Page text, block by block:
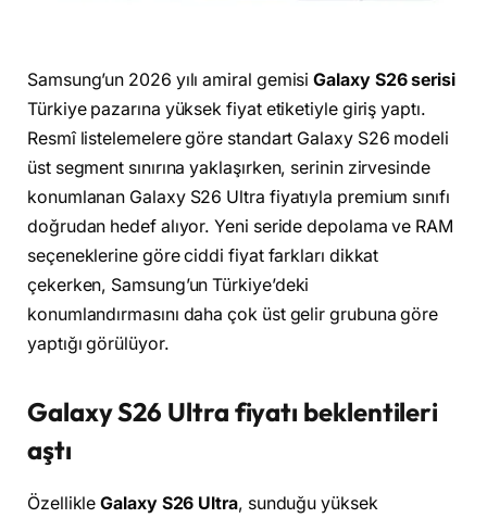
Samsung’un 2026 yılı amiral gemisiGalaxy S26 serisi
Türkiye pazarına yüksek fiyat etiketiyle giriş yaptı.
Resmî listelemelere göre standart Galaxy S26 modeli
üst segment sınırına yaklaşırken, serinin zirvesinde
konumlanan Galaxy S26 Ultra fiyatıyla premium sınıfı
doğrudan hedef alıyor. Yeni seride depolama ve RAM
seçeneklerine göre ciddi fiyat farkları dikkat
çekerken, Samsung’un Türkiye’deki
konumlandırmasını daha çok üst gelir grubuna göre
yaptığı görülüyor.
Galaxy S26 Ultra fiyatı beklentileri
aştı
ÖzellikleGalaxy S26 Ultra, sunduğu yüksek